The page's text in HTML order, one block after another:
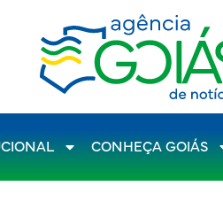
CONHEÇA GOIÁS